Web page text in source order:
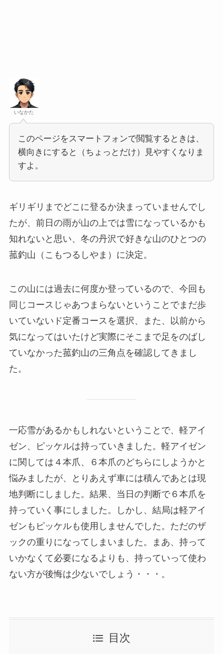
いなかた
このページをスマートフォンで閲覧するときは、
横向きにすると（ちょっとだけ）見やすくなりま
すよ。
ギリギリまでどこに登るか決まっていませんでし
たが、前日の雨が山の上では雪になっているかも
知れないと思い、冬の丹沢で好きな山のひとつの
菰釣山（こもつるしやま）に決定。
この山には過去に何度か登っているので、今回も
同じコースじゃあつまらないということでまだ歩
いていないド定番コースを選択、また、以前から
気になってはいたけど実際にそこまで足をのばし
ていなかった菰釣山の三角点を確認してきまし
た。
一応雪があるかもしれないということで、軽アイ
ゼン、ピッケルは持っていきました。軽アイゼン
に関しては４本爪、６本爪のどちらにしようかと
悩みましたが、とりあえず車には積んであとは現
地判断にしました。結果、当日の判断で６本爪を
持っていく事にしました。しかし、結局は軽アイ
ゼンもピッケルも使用しませんでした。ただのザ
ックの重りになってしまいました。まあ、持って
いかなくて必要になるよりも、持っていって使わ
ない方が後悔は少ないでしょう・・・。
目次